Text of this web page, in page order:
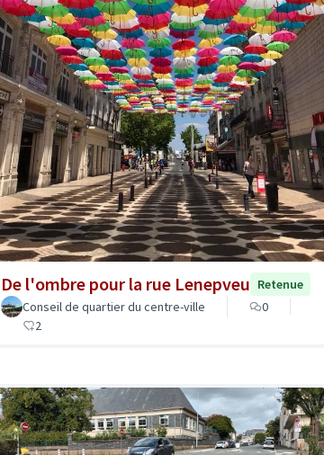
De l'ombre pour la rue Lenepveu Retenue
Conseil de quartier du centre-ville
0
2